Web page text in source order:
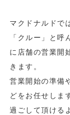
マクドナルドで
「クルー」と
に店舗の営業開
きます。
営業開始の準備
どをお任せしま
過ごして頂ける